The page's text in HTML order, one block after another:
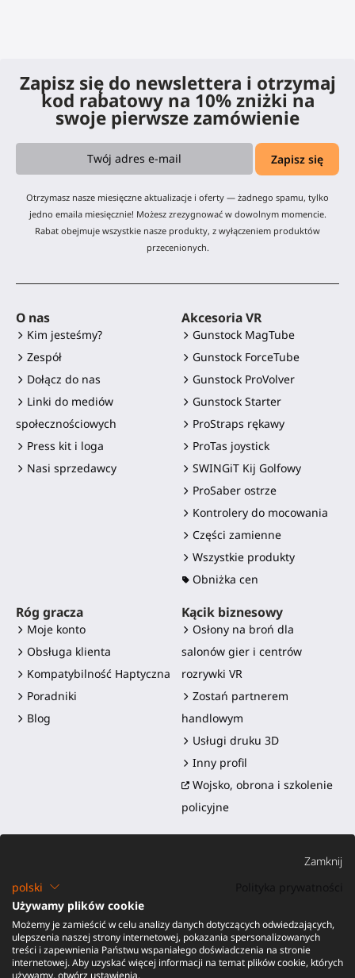
Zapisz się do newslettera i otrzymaj
kod rabatowy na 10% zniżki na
swoje pierwsze zamówienie
Otrzymasz nasze miesięczne aktualizacje i oferty — żadnego spamu, tylko
jedno emaila miesięcznie! Możesz zrezygnować w dowolnym momencie.
Rabat obejmuje wszystkie nasze produkty, z wyłączeniem produktów
przecenionych.
O nas
Kim jesteśmy?
Zespół
Dołącz do nas
Linki do mediów
społecznościowych
Press kit i loga
Nasi sprzedawcy
Akcesoria VR
Gunstock MagTube
Gunstock ForceTube
Gunstock ProVolver
Gunstock Starter
ProStraps rękawy
ProTas joystick
SWINGiT Kij Golfowy
ProSaber ostrze
Kontrolery do mocowania
Części zamienne
Wszystkie produkty
Obniżka cen
Róg gracza
Moje konto
Obsługa klienta
Kompatybilność Haptyczna
Poradniki
Blog
Kącik biznesowy
Osłony na broń dla
salonów gier i centrów
rozrywki VR
Zostań partnerem
handlowym
Usługi druku 3D
Inny profil
Wojsko, obrona i szkolenie
policyjne
©2016-2026 - ProTubeVR™|Warunki sprzedaży|Wysyłka i
obowiązki|Gwarancja|Zwroty i zwrot pieniędzy
Zamknij
polski
Używamy plików cookie
Możemy je zamieścić w celu analizy danych dotyczących odwiedzających,
ulepszenia naszej strony internetowej, pokazania spersonalizowanych
treści i zapewnienia Państwu wspaniałego doświadczenia na stronie
internetowej. Aby uzyskać więcej informacji na temat plików cookie, których
używamy, otwórz ustawienia.